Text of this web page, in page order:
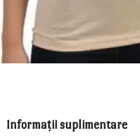
Informații suplimentare